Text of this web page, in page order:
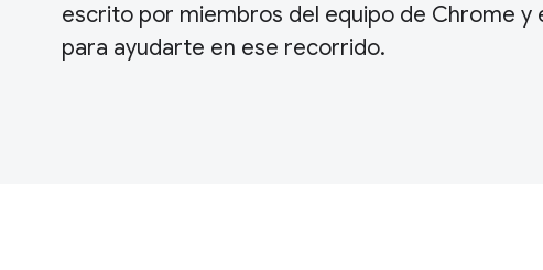
escrito por miembros del equipo de Chrome y
para ayudarte en ese recorrido.